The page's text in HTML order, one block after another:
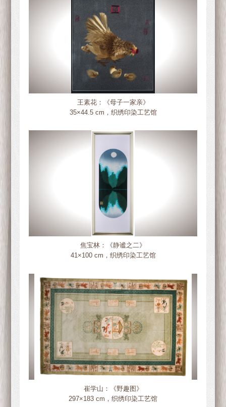
王素花：《母子一家亲》
35×44.5 cm，织绣印染工艺馆
焦宝林：《静谧之二》
41×100 cm，织绣印染工艺馆
崔学山：《野趣图》
297×183 cm，织绣印染工艺馆